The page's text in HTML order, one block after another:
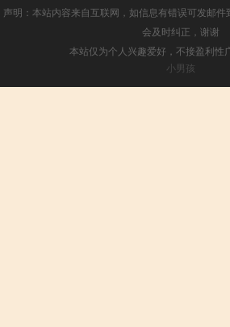
声明：本站内容来自互联网，如信息有错误可发邮
会及时纠正，谢谢
本站仅为个人兴趣爱好，不接盈利性
小男孩